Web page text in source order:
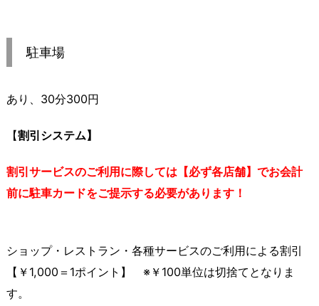
駐車場
あり、30分300円
【割引システム】
割引サービスのご利用に際しては【必ず各店舗】でお会計
前に駐車カードをご提示する必要があります！
ショップ・レストラン・各種サービスのご利用による割引
【￥1,000＝1ポイント】 ※￥100単位は切捨てとなりま
す。